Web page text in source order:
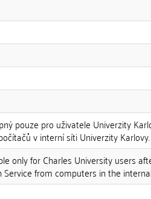
pouze pro uživatele Univerzity
v interní síti Univerzity Karlovy.
only for Charles University users
from computers in the